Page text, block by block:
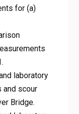
for (a)
laboratory
and scour
Bridge.